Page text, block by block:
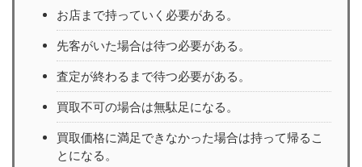
お店まで持っていく必要がある。
先客がいた場合は待つ必要がある。
査定が終わるまで待つ必要がある。
買取不可の場合は無駄足になる。
買取価格に満足できなかった場合は持って帰るこ
とになる。